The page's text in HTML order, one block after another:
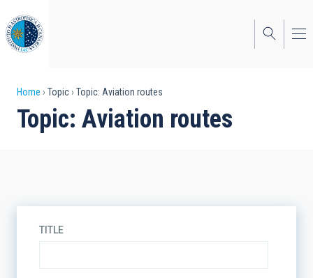
to
main
content
Breadcrumb
Home Topic Topic: Aviation routes
Topic: Aviation routes
TITLE